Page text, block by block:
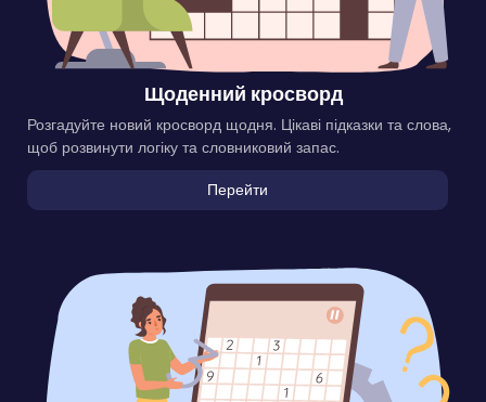
Щоденний кросворд
Розгадуйте новий кросворд щодня. Цікаві підказки та слова,
щоб розвинути логіку та словниковий запас.
Перейти